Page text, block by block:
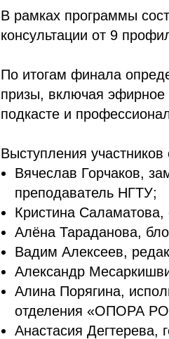
В рамках программы
консультации от 9
По итогам финала
призы, включая
подкасте и
Выступления
Вячеслав Горчаков,
преподаватель НГТУ;
Кристина
Алёна Тараданова,
Вадим Алексеев,
Александр
Алина Порягина,
отделения «ОПОРА
Анастасия Дегтерева,